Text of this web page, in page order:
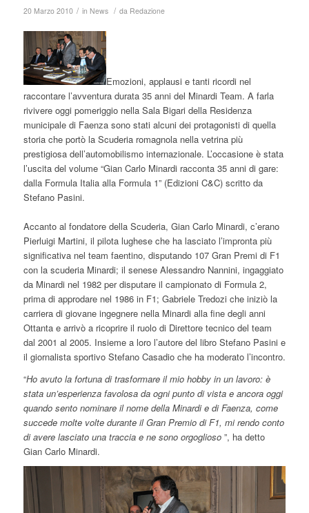
20 Marzo 2010 / in News / da Redazione
Emozioni, applausi e tanti ricordi nel
raccontare l’avventura durata 35 anni del Minardi Team. A farla
rivivere oggi pomeriggio nella Sala Bigari della Residenza
municipale di Faenza sono stati alcuni dei protagonisti di quella
storia che portò la Scuderia romagnola nella vetrina più
prestigiosa dell’automobilismo internazionale. L’occasione è stata
l’uscita del volume “Gian Carlo Minardi racconta 35 anni di gare:
dalla Formula Italia alla Formula 1” (Edizioni C&C) scritto da
Stefano Pasini.
Accanto al fondatore della Scuderia, Gian Carlo Minardi, c’erano
Pierluigi Martini, il pilota lughese che ha lasciato l’impronta più
significativa nel team faentino, disputando 107 Gran Premi di F1
con la scuderia Minardi; il senese Alessandro Nannini, ingaggiato
da Minardi nel 1982 per disputare il campionato di Formula 2,
prima di approdare nel 1986 in F1; Gabriele Tredozi che iniziò la
carriera di giovane ingegnere nella Minardi alla fine degli anni
Ottanta e arrivò a ricoprire il ruolo di Direttore tecnico del team
dal 2001 al 2005. Insieme a loro l’autore del libro Stefano Pasini e
il giornalista sportivo Stefano Casadio che ha moderato l’incontro.
“Ho avuto la fortuna di trasformare il mio hobby in un lavoro: è
stata un’esperienza favolosa da ogni punto di vista e ancora oggi
quando sento nominare il nome della Minardi e di Faenza, come
succede molte volte durante il Gran Premio di F1, mi rendo conto
di avere lasciato una traccia e ne sono orgoglioso”, ha detto
Gian Carlo Minardi.